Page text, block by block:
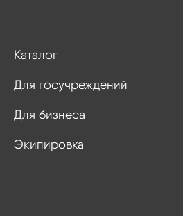
Каталог
Для госучреждений
Для бизнеса
Экипировка